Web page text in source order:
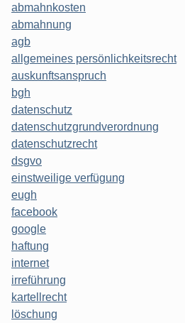
abmahnkosten
abmahnung
agb
allgemeines persönlichkeitsrecht
auskunftsanspruch
bgh
datenschutz
datenschutzgrundverordnung
datenschutzrecht
dsgvo
einstweilige verfügung
eugh
facebook
google
haftung
internet
irreführung
kartellrecht
löschung